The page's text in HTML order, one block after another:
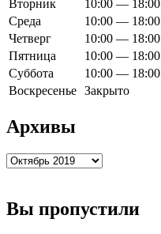
Вторник
10:00 — 18:00
Среда
10:00 — 18:00
Четверг
10:00 — 18:00
Пятница
10:00 — 18:00
Суббота
10:00 — 18:00
Воскресенье Закрыто
Архивы
Архивы
Вы пропустили